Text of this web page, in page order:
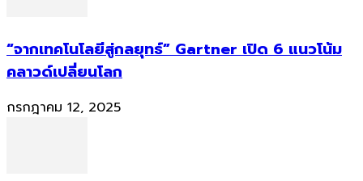
“จากเทคโนโลยีสู่กลยุทธ์” Gartner เปิด 6 แนวโน้ม
คลาวด์เปลี่ยนโลก
กรกฎาคม 12, 2025